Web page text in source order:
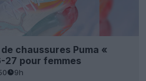
chaussures Puma «
27 pour femmes
9h